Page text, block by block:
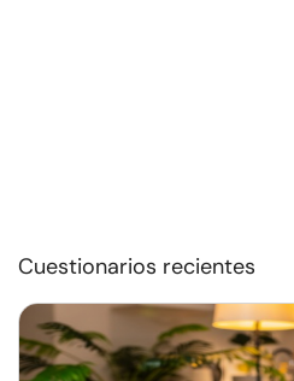
Cuestionarios recientes